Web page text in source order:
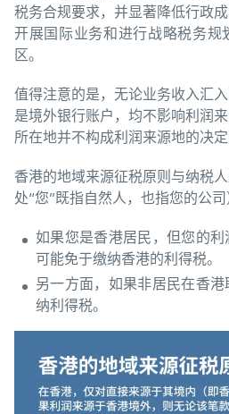
税务合规要求，并显著降低行政
开展国际业务和进行战略税务规
区。
值得注意的是，无论业务收入汇
是境外银行账户，均不影响利润
所在地并不构成利润来源地的决定
香港的地域来源征税原则与纳税
处“您”既指自然人，也指您的公司
如果您是香港居民，但您的
可能免于缴纳香港的利得税。
另一方面，如果非居民在香
纳利得税。